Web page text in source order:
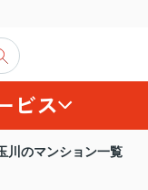
ビス
川のマンション一覧